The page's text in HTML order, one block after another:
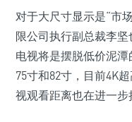
对于大尺寸显示是“市
限公司执行副总裁李
电视将是摆脱低价泥
75寸和82寸，目前4K
视观看距离也在进一步